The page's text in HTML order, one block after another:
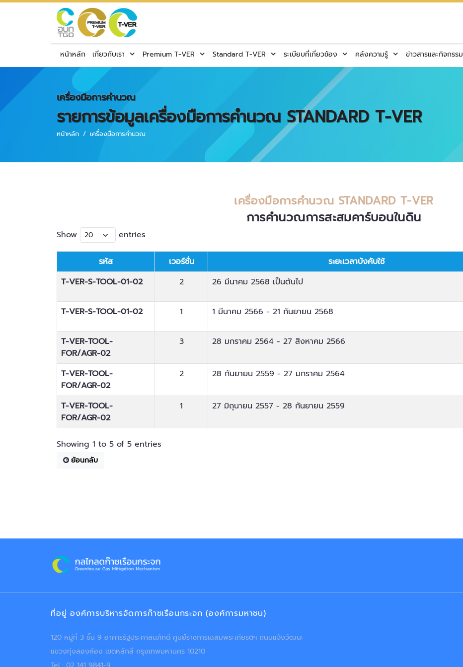
หน้าหลัก เกี่ยวกับเรา Premium T-VER Standard T-VER ระเบียบที่เกี่ยวข้อง คลังความรู้ ข่าวสารและกิจกรรม
เครื่องมือการคำนวณ
รายการข้อมูลเครื่องมือการคำนวณ STANDARD T-VER
หน้าหลัก เครื่องมือการคำนวณ
เครื่องมือการคำนวณ STANDARD T-VER
การคำนวณการสะสมคาร์บอนในดิน
Show entries
รหัส เวอร์ชั่น ระยะเวลาบังคับใช้
T-VER-S-TOOL-01-02
2 26 มีนาคม 2568 เป็นต้นไป
T-VER-S-TOOL-01-02 1 1 มีนาคม 2566 - 21 กันยายน 2568
T-VER-TOOL-
FOR/AGR-02
3 28 มกราคม 2564 - 27 สิงหาคม 2566
T-VER-TOOL-
FOR/AGR-02
2 28 กันยายน 2559 - 27 มกราคม 2564
T-VER-TOOL-
FOR/AGR-02
1 27 มิถุนายน 2557 - 28 กันยายน 2559
Showing 1 to 5 of 5 entries
ย้อนกลับ
ที่อยู่ องค์การบริหารจัดการก๊าซเรือนกระจก (องค์การมหาชน)
120 หมู่ที่ 3 ชั้น 9 อาคารรัฐประศาสนภักดี ศูนย์ราชการเฉลิมพระเกียรติฯ ถนนแจ้งวัฒนะ
แขวงทุ่งสองห้อง เขตหลักสี่ กรุงเทพมหานคร 10210